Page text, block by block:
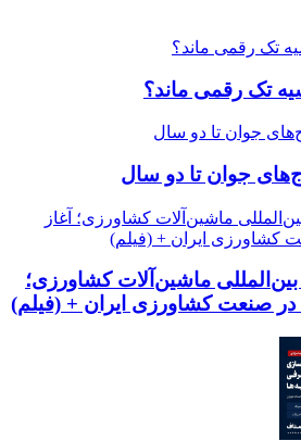
تک رقمی ماند؟
جوان تا دو سال
ماشین‌آلات کشاورزی؛
در صنعت کشاورزی ایران + (فیلم)